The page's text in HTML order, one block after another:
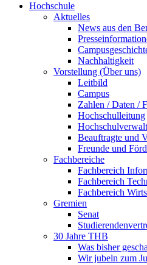
Hochschule
Aktuelles
News aus den
Nachhaltigkeit
Vorstellung (Über uns)
Leitbild
Campus
Zahlen / Daten /
Hochschulleitung
Beauftragte und
Freunde und
Fachbereiche
Fachbereich
Fachbereich
Fachbereich
Gremien
Senat
30 Jahre THB
Was bisher
Wir jubeln zum